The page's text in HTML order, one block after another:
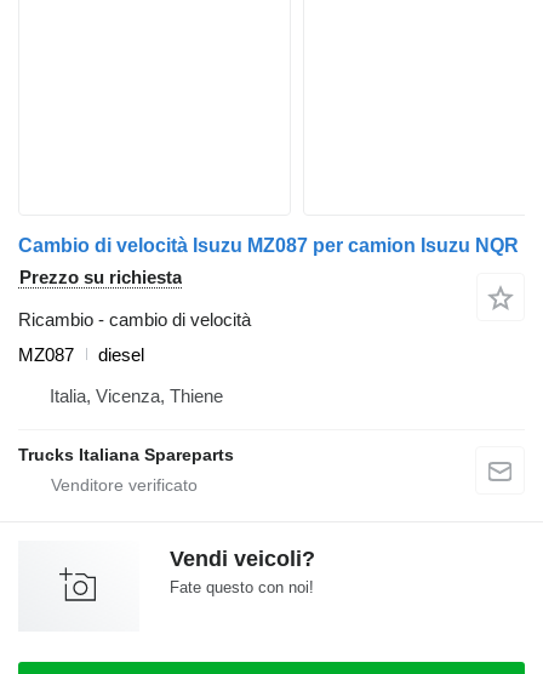
Cambio di velocità Isuzu MZ087 per camion Isuzu NQR
Prezzo su richiesta
Ricambio - cambio di velocità
MZ087
diesel
Italia, Vicenza, Thiene
Trucks Italiana Spareparts
Vendi veicoli?
Fate questo con noi!